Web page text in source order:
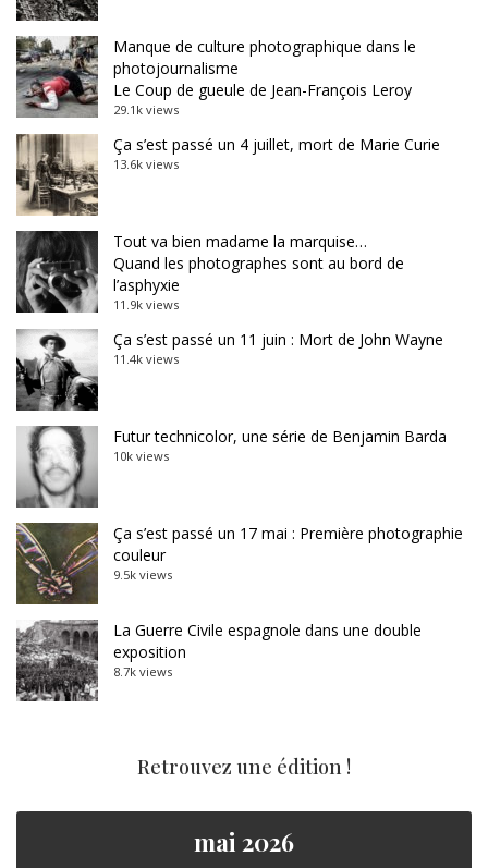
Manque de culture photographique dans le
photojournalisme
Le Coup de gueule de Jean-François Leroy
29.1k views
Ça s’est passé un 4 juillet, mort de Marie Curie
13.6k views
Tout va bien madame la marquise…
Quand les photographes sont au bord de
l’asphyxie
11.9k views
Ça s’est passé un 11 juin : Mort de John Wayne
11.4k views
Futur technicolor, une série de Benjamin Barda
10k views
Ça s’est passé un 17 mai : Première photographie
couleur
9.5k views
La Guerre Civile espagnole dans une double
exposition
8.7k views
Retrouvez une édition !
mai 2026